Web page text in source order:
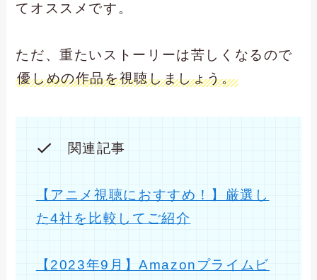
てオススメです。
ただ、重たいストーリーは苦しくなるので
優しめの作品を視聴しましょう。
関連記事
【アニメ視聴におすすめ！】厳選し
た4社を比較してご紹介
【2023年9月】Amazonプライムビ